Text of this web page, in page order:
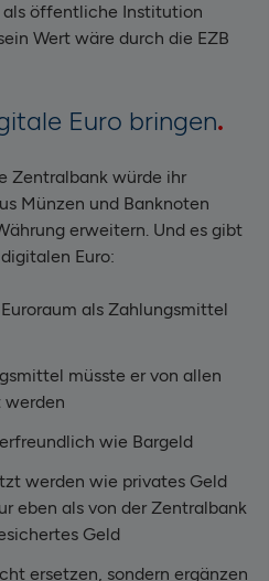
als öffentliche Institution
Wert wäre durch die EZB
Euro bringen
Zentralbank würde ihr
Münzen und Banknoten
erweitern. Und es gibt
Euro:
als Zahlungsmittel
müsste er von allen
werden
wie Bargeld
werden wie privates Geld
eben als von der Zentralbank
Geld
ersetzen, sondern ergänzen